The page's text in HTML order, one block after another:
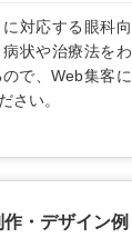
対応する眼科
状や治療法を
で、Web集客
さい。
作・デザイン